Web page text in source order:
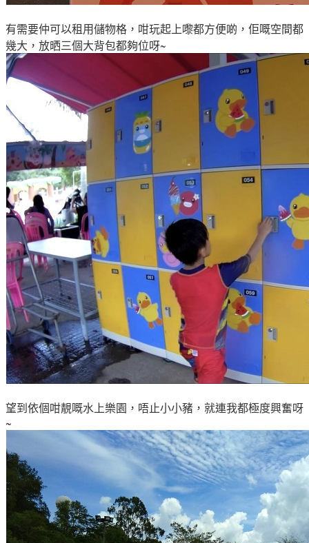
有需要仲可以租用儲物格，咁玩起上嚟都方便啲 ，佢嘅空間都
幾大 ，放晒三個大背包都夠位呀~
望到依個咁靚嘅水上樂園 ，唔止小小豬 ，就連我都極度興奮呀
~